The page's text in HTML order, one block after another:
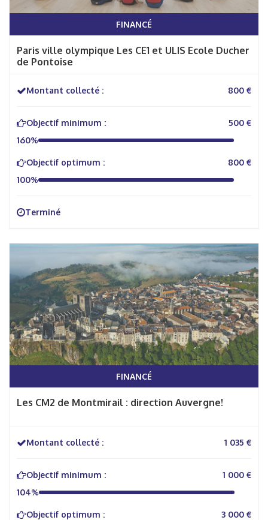
FINANCÉ
Paris ville olympique Les CE1 et ULIS Ecole Ducher
de Pontoise
Montant collecté : 800 €
Objectif minimum :
500 €
160%
Objectif optimum :
800 €
100%
Terminé
FINANCÉ
Les CM2 de Montmirail : direction Auvergne!
Montant collecté : 1 035 €
Objectif minimum :
1 000 €
104%
Objectif optimum :
3 000 €